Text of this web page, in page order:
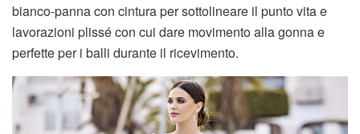
bianco-panna con cintura per sottolineare il punto vita e
lavorazioni plissé con cui dare movimento alla gonna e
perfette per i balli durante il ricevimento.